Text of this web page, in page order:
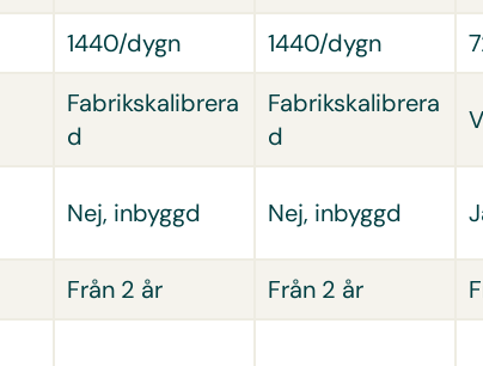
1440/dygn 1440/dygn
Fabrikskalibrera
d
Fabrikskalibrera
d
Nej, inbyggd Nej, inbyggd
Från 2 år Från 2 år